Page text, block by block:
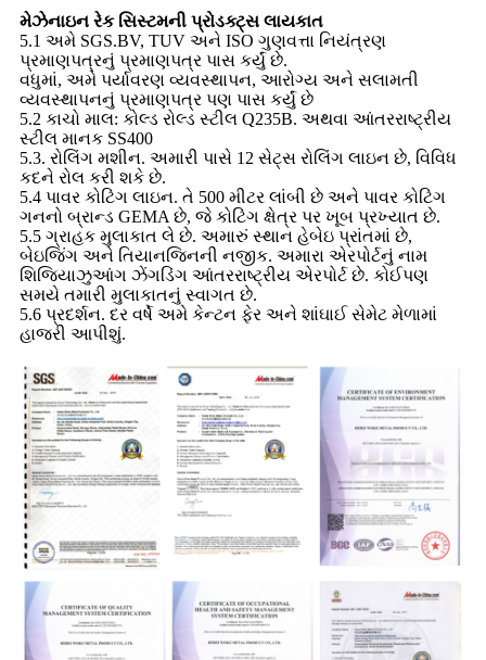
મેઝેનાઇન રેક સિસ્ટમની પ્રોડક્ટ્સ લાયકાત
5.1 અમે SGS.BV, TUV અને ISO ગુણવત્તા નિયંત્રણ
પ્રમાણપત્રનું પ્રમાણપત્ર પાસ કર્યું છે.
વધુમાં, અમે પર્યાવરણ વ્યવસ્થાપન, આરોગ્ય અને સલામતી
વ્યવસ્થાપનનું પ્રમાણપત્ર પણ પાસ કર્યું છે
5.2 કાચો માલ: કોલ્ડ રોલ્ડ સ્ટીલ Q235B. અથવા આંતરરાષ્ટ્રીય
સ્ટીલ માનક SS400
5.3. રોલિંગ મશીન. અમારી પાસે 12 સેટ્સ રોલિંગ લાઇન છે, વિવિધ
કદને રોલ કરી શકે છે.
5.4 પાવર કોટિંગ લાઇન. તે 500 મીટર લાંબી છે અને પાવર કોટિંગ
ગનનો બ્રાન્ડ GEMA છે, જે કોટિંગ ક્ષેત્ર પર ખૂબ પ્રખ્યાત છે.
5.5 ગ્રાહક મુલાકાત લે છે. અમારું સ્થાન હેબેઇ પ્રાંતમાં છે,
બેઇજિંગ અને તિયાનજિનની નજીક. અમારા એરપોર્ટનું નામ
શિજિયાઝુઆંગ ઝેંગડિંગ આંતરરાષ્ટ્રીય એરપોર્ટ છે. કોઈપણ
સમયે તમારી મુલાકાતનું સ્વાગત છે.
5.6 પ્રદર્શન. દર વર્ષે અમે કેન્ટન ફેર અને શાંઘાઈ સેમેટ મેળામાં
હાજરી આપીશું.